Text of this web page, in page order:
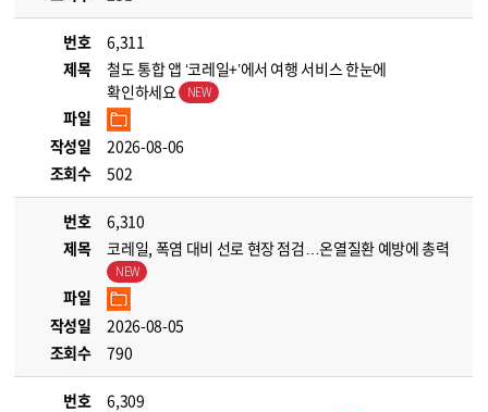
번호
6,311
제목
철도 통합 앱 ‘코레일+’에서 여행 서비스 한눈에
확인하세요
파일
작성일
2026-08-06
조회수
502
번호
6,310
제목
코레일, 폭염 대비 선로 현장 점검…온열질환 예방에 총력
파일
작성일
2026-08-05
조회수
790
번호
6,309